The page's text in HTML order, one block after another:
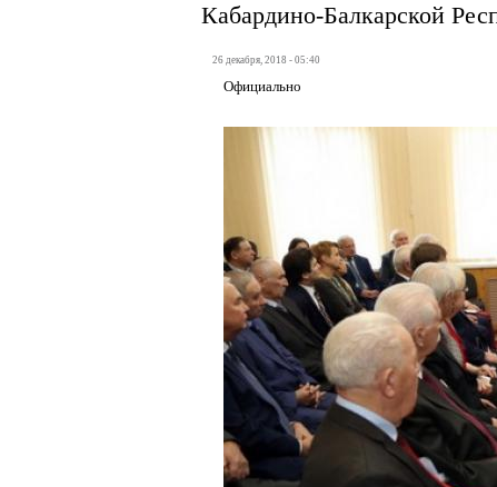
Кабардино-Балкарской
26 декабря, 2018 - 05:40
Официально